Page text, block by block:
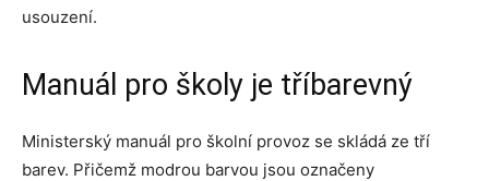
usouzení.
Manuál pro školy je tříbarevný
Ministerský manuál pro školní provoz se skládá ze tří
barev. Přičemž modrou barvou jsou označeny